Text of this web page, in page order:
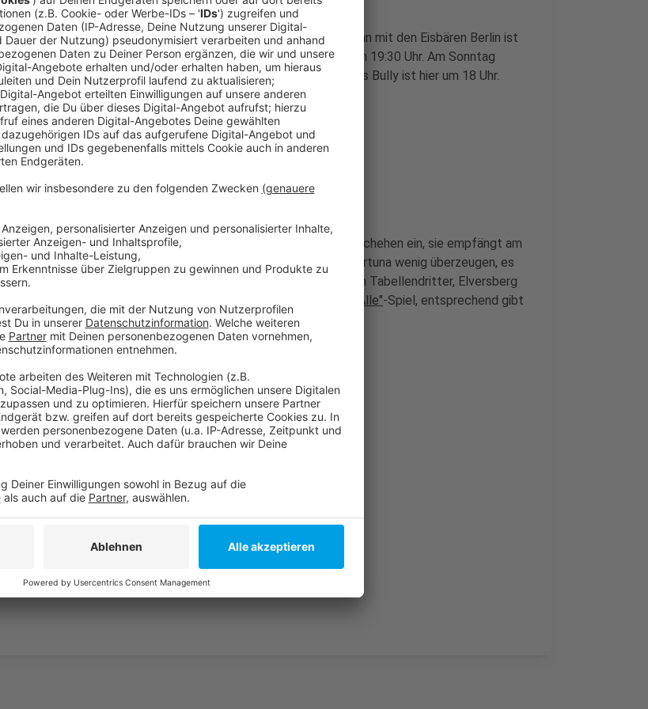
Heute wartet eine sehr schwere Aufgabe auf die Rot-Gelben, denn mit den Eisbären Berlin ist
der Tabellenführer zu Gast im Dome. Los geht es wie gewohnt um 19:30 Uhr. Am Sonntag
muss die DEG dann zum rheinischen Derby nach Köln reisen, erstes Bully ist hier um 18 Uhr.
Anzeige
Die Fortuna spielt morgen
Anzeige
Auch die Fortuna greift nach der Länderspielpause wieder ins Geschehen ein, sie empfängt am
Samstag ab 13 Uhr Elversberg in der Arena. Zuletzt konnte die Fortuna wenig überzeugen, es
gab nur einen Punkt aus drei Spielen. Trotzdem ist das Team noch Tabellendritter, Elversberg
"Fortuna für Alle"-Spiel, entsprechend gibt
es für die Partie keine Karten mehr.
Anzeige
Weitere Infos und Links zum Thema:
Anzeige
Hier geht es zur DEG:
Hier geht es zur Fortuna:
Die Tabelle der zweiten Liga
Anzeige